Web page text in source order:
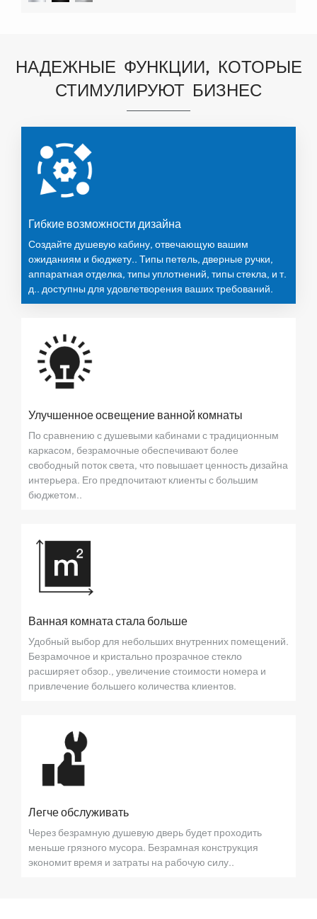
НАДЕЖНЫЕ ФУНКЦИИ, КОТОРЫЕ
СТИМУЛИРУЮТ БИЗНЕС
Гибкие возможности дизайна
Создайте душевую кабину, отвечающую вашим
ожиданиям и бюджету.. Типы петель, дверные ручки,
аппаратная отделка, типы уплотнений, типы стекла, и т.
д.. доступны для удовлетворения ваших требований.
Улучшенное освещение ванной комнаты
По сравнению с душевыми кабинами с традиционным
каркасом, безрамочные обеспечивают более
свободный поток света, что повышает ценность дизайна
интерьера. Его предпочитают клиенты с большим
бюджетом..
Ванная комната стала больше
Удобный выбор для небольших внутренних помещений.
Безрамочное и кристально прозрачное стекло
расширяет обзор., увеличение стоимости номера и
привлечение большего количества клиентов.
Легче обслуживать
Через безрамную душевую дверь будет проходить
меньше грязного мусора. Безрамная конструкция
экономит время и затраты на рабочую силу..